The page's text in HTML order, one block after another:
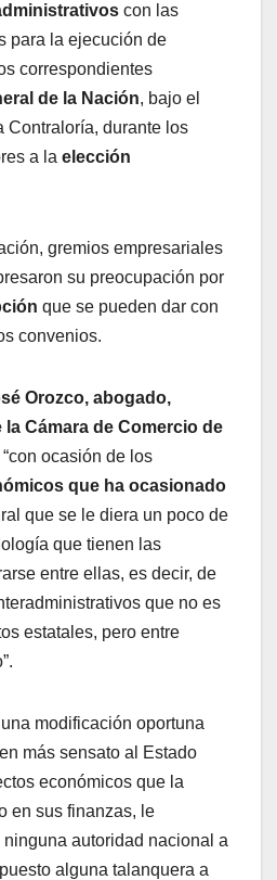
con las
para la ejecución de
correspondientes
de la Nación, bajo el
Contraloría, durante los
a la elección
gremios empresariales
su preocupación por
que se pueden dar con
convenios.
Orozco, abogado,
Cámara de Comercio de
ocasión de los
que ha ocasionado
que se le diera un poco de
que tienen las
entre ellas, es decir, de
que no es
estatales, pero entre
modificación oportuna
más sensato al Estado
económicos que la
en sus finanzas, le
ninguna autoridad nacional a
alguna talanquera a